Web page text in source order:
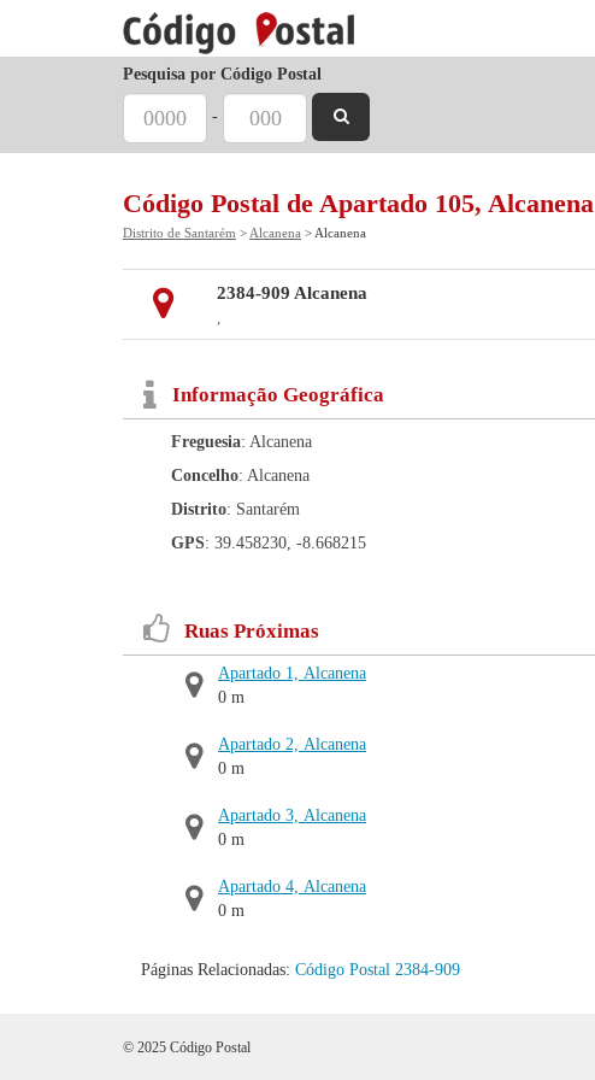
Pesquisa por Código Postal
-
Código Postal de Apartado 105, Alcanena
Distrito de Santarém > Alcanena > Alcanena
2384-909 Alcanena
,
Informação Geográfica
Freguesia: Alcanena
Concelho: Alcanena
Distrito: Santarém
GPS: 39.458230, -8.668215
Ruas Próximas
Apartado 1, Alcanena
0 m
Apartado 2, Alcanena
0 m
Apartado 3, Alcanena
0 m
Apartado 4, Alcanena
0 m
Páginas Relacionadas: Código Postal 2384-909
© 2025 Código Postal